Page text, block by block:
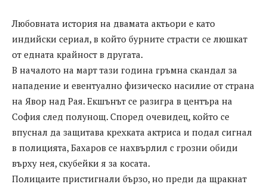
Любовната история на двамата актьори е като
индийски сериал, в който бурните страсти се люшкат
от едната крайност в другата.
В началото на март тази година гръмна скандал за
нападение и евентуално физическо насилие от страна
на Явор над Рая. Екшънът се разигра в центъра на
София след полунощ. Според очевидец, който се
впуснал да защитава крехката актриса и подал сигнал
в полицията, Бахаров се нахвърлил с грозни обиди
върху нея, скубейки я за косата.
Полицаите пристигнали бързо, но преди да щракнат